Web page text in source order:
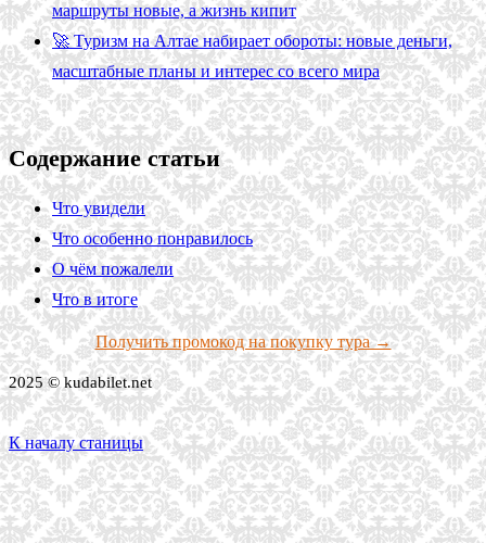
маршруты новые, а жизнь кипит
🚀 Туризм на Алтае набирает обороты: новые деньги,
масштабные планы и интерес со всего мира
Содержание статьи
Что увидели
Что особенно понравилось
О чём пожалели
Что в итоге
Получить промокод на покупку тура →
2025 © kudabilet.net
К началу станицы